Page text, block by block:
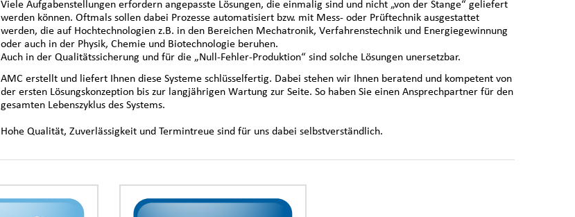
Viele Aufgabenstellungen erfordern angepasste Lösungen, die einmalig sind und nicht „von der Stange“ geliefert
werden können. Oftmals sollen dabei Prozesse automatisiert bzw. mit Mess- oder Prüftechnik ausgestattet
werden, die auf Hochtechnologien z.B. in den Bereichen Mechatronik, Verfahrenstechnik und Energiegewinnung
oder auch in der Physik, Chemie und Biotechnologie beruhen.
Auch in der Qualitätssicherung und für die „Null-Fehler-Produktion“ sind solche Lösungen unersetzbar.
AMC erstellt und liefert Ihnen diese Systeme schlüsselfertig. Dabei stehen wir Ihnen beratend und kompetent von
der ersten Lösungskonzeption bis zur langjährigen Wartung zur Seite. So haben Sie einen Ansprechpartner für den
gesamten Lebenszyklus des Systems.
Hohe Qualität, Zuverlässigkeit und Termintreue sind für uns dabei selbstverständlich.